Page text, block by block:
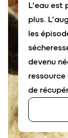
L’eau est
plus.
les
devenu
de